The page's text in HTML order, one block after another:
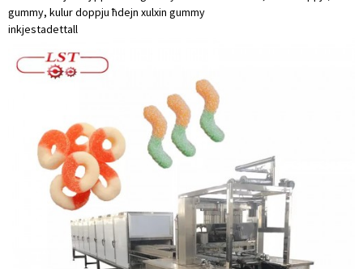
gummy, kulur doppju ħdejn xulxin gummy
inkjestadettall